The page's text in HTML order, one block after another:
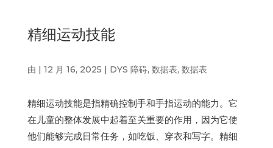
精细运动技能
由 | 12 月 16, 2025 | DYS 障碍, 数据表, 数据表
精细运动技能是指精确控制手和手指运动的能力。它
在儿童的整体发展中起着至关重要的作用，因为它使
他们能够完成日常任务，如吃饭、穿衣和写字。精细